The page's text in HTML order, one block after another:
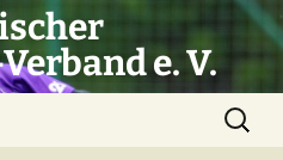
e. V.
Suchen
nach: